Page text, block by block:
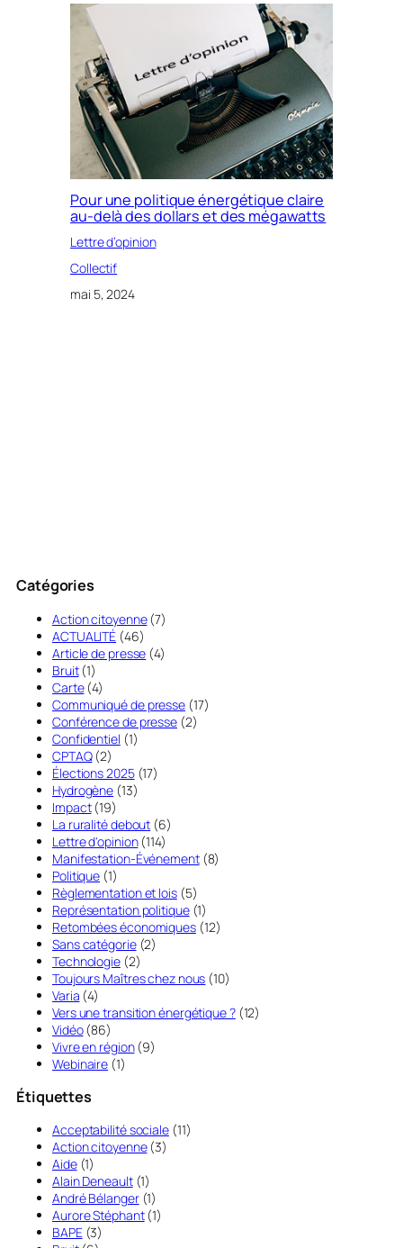
Pour une politique énergétique claire
au-delà des dollars et des mégawatts
Lettre d’opinion
Collectif
mai 5, 2024
Catégories
Action citoyenne(7)
ACTUALITÉ (46)
Article de presse (4)
Bruit(1)
Carte(4)
Communiqué de presse (17)
Conférence de presse (2)
Confidentiel (1)
CPTAQ(2)
Élections 2025(17)
Hydrogène (13)
Impact(19)
La ruralité debout (6)
Lettre d'opinion(114)
Manifestation-Événement(8)
Politique (1)
Règlementation et lois(5)
Représentation politique(1)
Retombées économiques(12)
Sans catégorie(2)
Technologie(2)
Toujours Maîtres chez nous (10)
Varia (4)
Vers une transition énergétique ?(12)
Vidéo(86)
Vivre en région(9)
Webinaire (1)
Étiquettes
Acceptabilité sociale(11)
Action citoyenne(3)
Aide(1)
Alain Deneault(1)
André Bélanger(1)
Aurore Stéphant(1)
BAPE(3)